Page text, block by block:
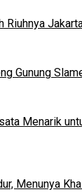
Riuhnya
Gunung
Menarik
Menunya